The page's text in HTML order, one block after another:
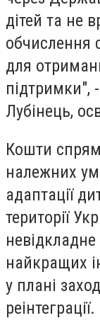
дітей та не
обчислення
для
підтримки",
Лубінець,
Кошти
належних
адаптації
території
найкращих
у плані
реінтеграції.